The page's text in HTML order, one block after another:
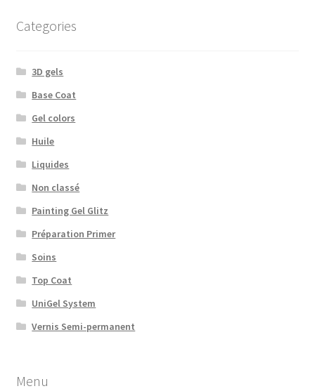
Categories
3D gels
Base Coat
Gel colors
Huile
Liquides
Non classé
Painting Gel Glitz
Préparation Primer
Soins
Top Coat
UniGel System
Vernis Semi-permanent
Menu